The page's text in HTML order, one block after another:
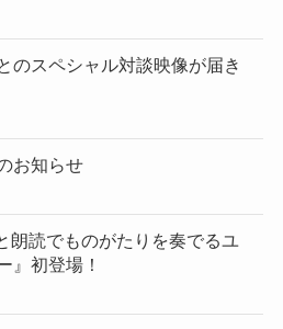
のスペシャル対談映像が届き
お知らせ
朗読でものがたりを奏でるユ
』初登場！